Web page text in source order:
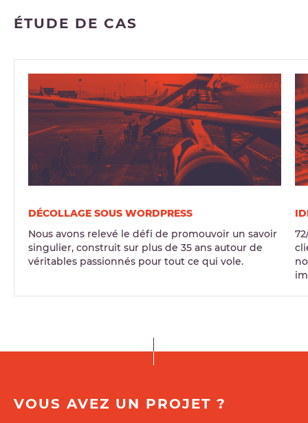
ÉTUDE DE CAS
DÉCOLLAGE SOUS WORDPRESS
Nous avons relevé le défi de promouvoir un savoir
singulier, construit sur plus de 35 ans autour de
véritables passionnés pour tout ce qui vole.
VOUS AVEZ UN PROJET ?